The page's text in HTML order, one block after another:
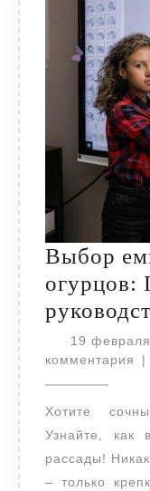
Выбор
огурцов:
19
комментария
|
Хотите сочные огурчики раньше всех?
Узнайте, как
рассады!
– только